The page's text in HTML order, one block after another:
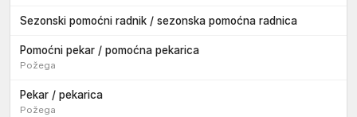
Sezonski pomoćni radnik / sezonska pomoćna radnica
Pomoćni pekar / pomoćna pekarica
Požega
Pekar / pekarica
Požega